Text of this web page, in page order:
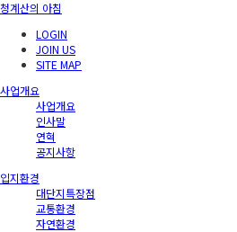
청계산의 아침
LOGIN
JOIN US
SITE MAP
사업개요
사업개요
인사말
연혁
공지사항
입지환경
대단지특장점
교통환경
자연환경